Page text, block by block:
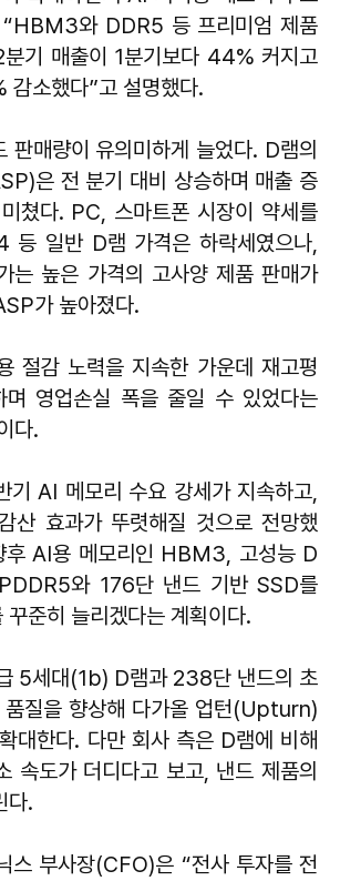
“HBM3와 DDR5 등 프리미엄 제품
기 매출이 1분기보다 44% 커지고
감소했다”고 설명했다.
판매량이 유의미하게 늘었다. D램의
은 전 분기 대비 상승하며 매출 증
쳤다. PC, 스마트폰 시장이 약세를
등 일반 D램 가격은 하락세였으나,
는 높은 가격의 고사양 제품 판매가
가 높아졌다.
절감 노력을 지속한 가운데 재고평
며 영업손실 폭을 줄일 수 있었다는
다.
기 AI 메모리 수요 강세가 지속하고,
산 효과가 뚜렷해질 것으로 전망했
후 AI용 메모리인 HBM3, 고성능 D
와 176단 낸드 기반 SSD를
꾸준히 늘리겠다는 계획이다.
5세대(1b) D램과 238단 낸드의 초
품질을 향상해 다가올 업턴(Upturn)
대한다. 다만 회사 측은 D램에 비해
속도가 더디다고 보고, 낸드 제품의
다.
스 부사장(CFO)은 “전사 투자를 전